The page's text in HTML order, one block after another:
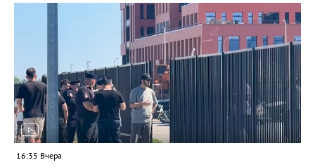
Нижневартовск, Мегион, Нягань, Лангепас, Радужный, а также
Нижневартовский, Октябрьский, Советский, Сургутский и
Ханты-Мансийский районы. В большинстве случаев болезнь
проявляется в виде высыпаний на слизистой рта и
конечностях. На долю энтеровирусного менингита приходится
5,6% случаев. Лабораторные исследования подтвердили
циркуляцию нескольких типов вирусов Коксаки и эховирусов.
Специалисты напоминают о важности соблюдения правил
личной гигиены и рекомендуют при первых симптомах
обращаться к врачу.
16:35 Вчера